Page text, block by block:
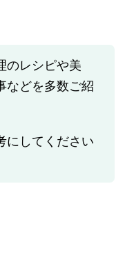
のレシピや美
などを多数ご紹
にしてください